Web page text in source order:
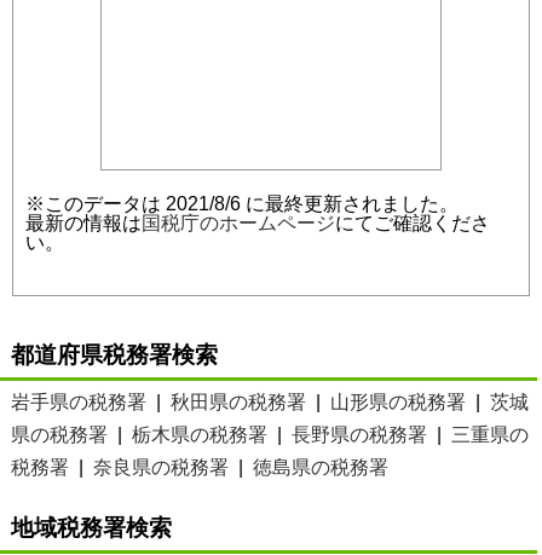
※このデータは 2021/8/6 に最終更新されました。
最新の情報は国税庁のホームページにてご確認くださ
い。
都道府県税務署検索
岩手県の税務署| 秋田県の税務署| 山形県の税務署| 茨城
県の税務署| 栃木県の税務署| 長野県の税務署| 三重県の
税務署| 奈良県の税務署| 徳島県の税務署
地域税務署検索